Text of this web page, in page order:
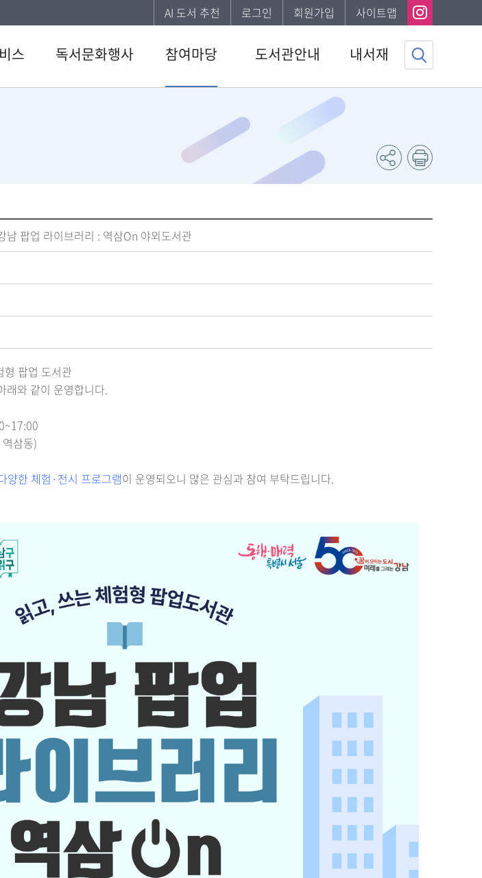
AI 도서 추천 로그인 회원가입 사이트맵
스
스
독서문화행사 참여마당
이용자게시판
신청서비스
도서관안내
이용안내
내서재
기본정보
관심자료목록
나의신청정보
남 팝업 라이브러리 : 역삼On 야외도서관
형 팝업 도서관
래와 같이 운영합니다.
삼동)
양한 체험·전시 프로그램이 운영되오니 많은 관심과 참여 부탁드립니다.